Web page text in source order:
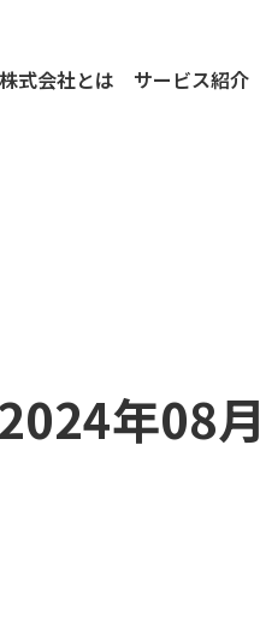
式会社とは サービス紹介
2024年08月